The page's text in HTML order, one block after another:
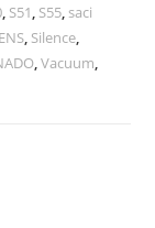
, S51, S55, saci
, Silence,
,Vacuum,